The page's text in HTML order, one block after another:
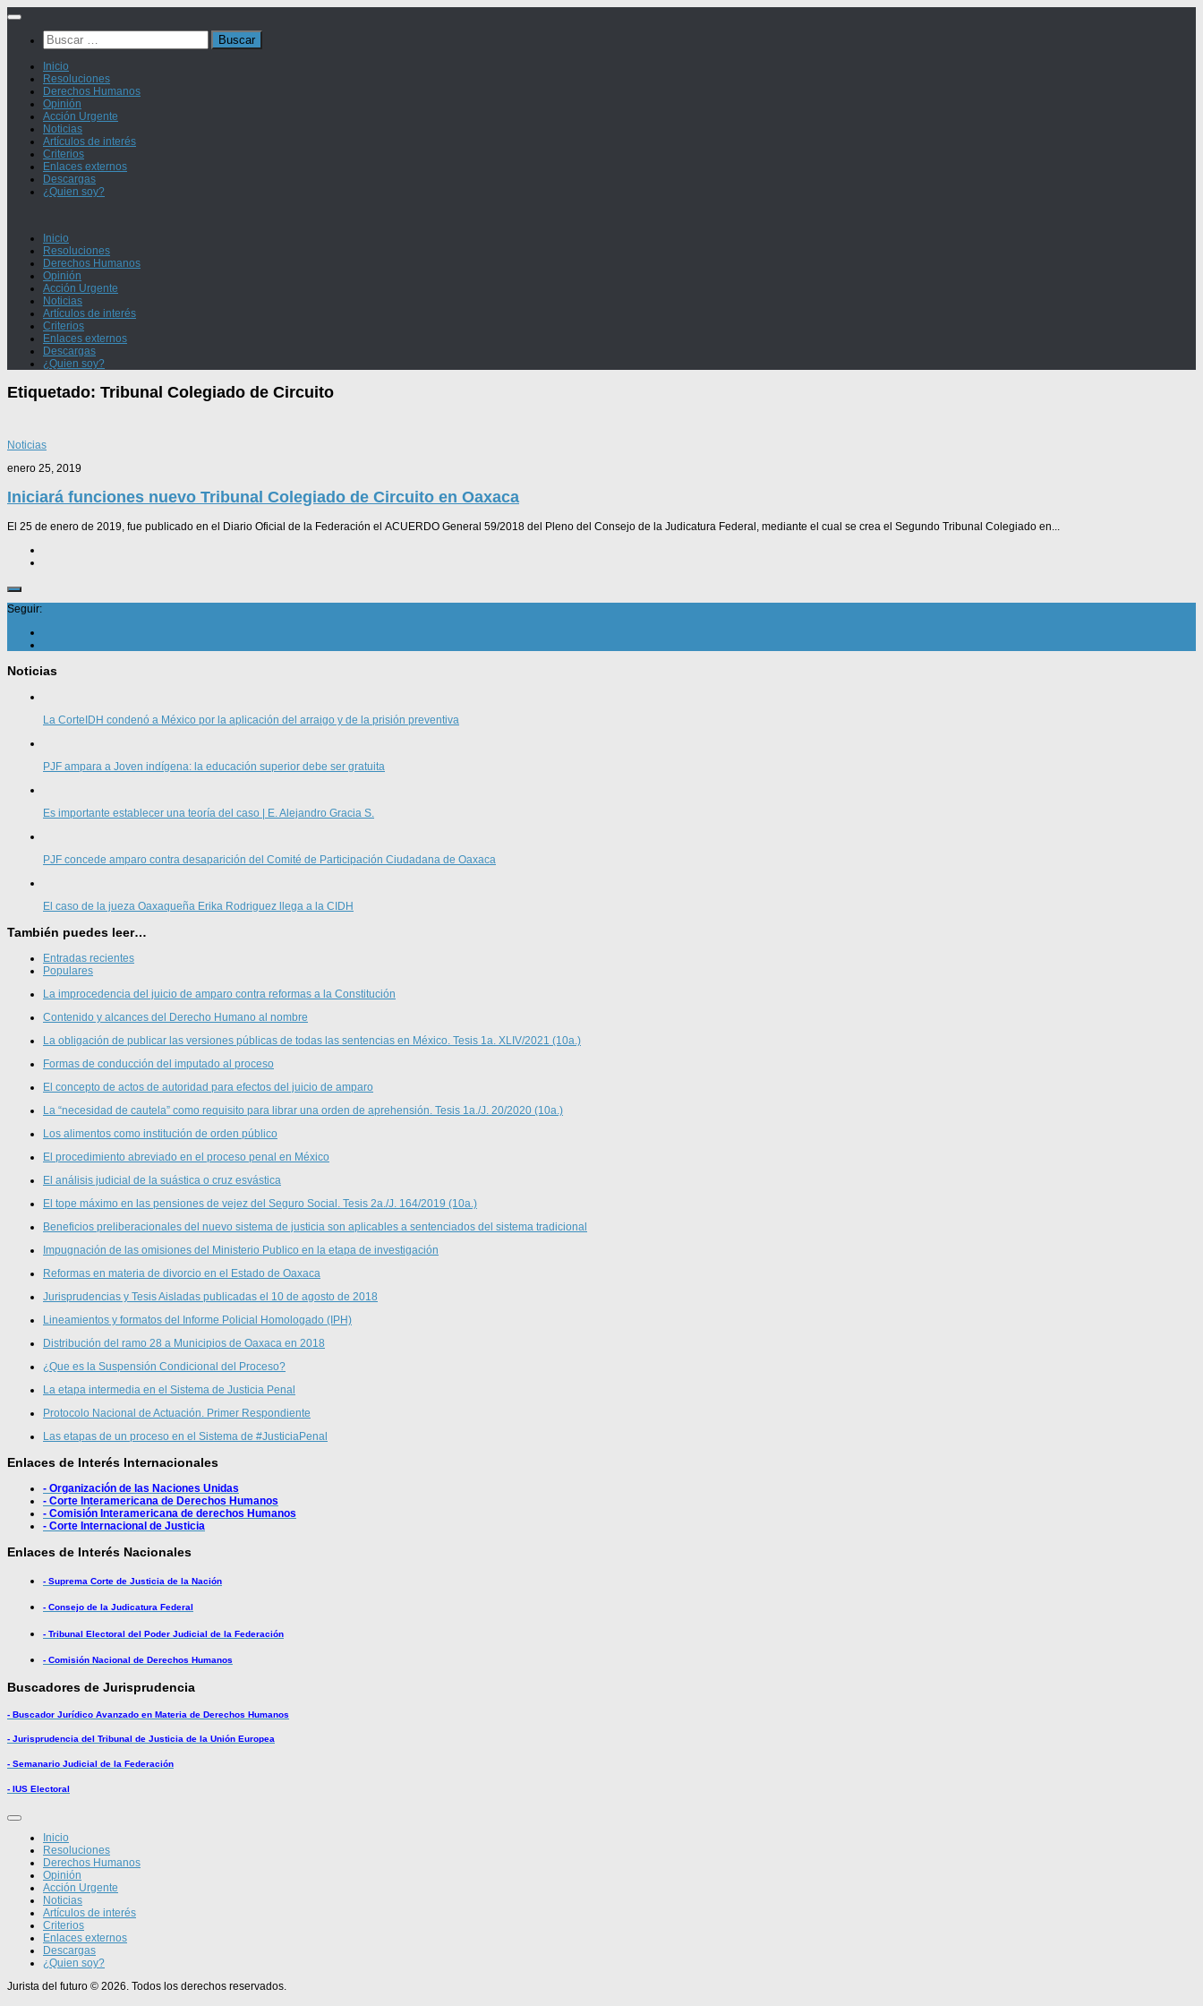
Saltar
contenidoBuscar:
Inicio
Resoluciones
Derechos Humanos
Opinión
Acción Urgente
Noticias
Artículos de interés
Criterios
Enlaces externos
Descargas
¿Quien soy?
Inicio
Resoluciones
Derechos Humanos
Opinión
Acción Urgente
Noticias
Artículos de interés
Criterios
Enlaces externos
Descargas
¿Quien soy?
Etiquetado: Tribunal Colegiado de Circuito
Noticias
enero 25, 2019
Iniciará funciones nuevo Tribunal Colegiado de Circuito en Oaxaca
El 25 de enero de 2019, fue publicado en el Diario Oficial de la Federación el ACUERDO General 59/2018 del Pleno del Consejo de la Judicatura Federal, mediante el cual se crea el Segundo Tribunal Colegiado en...
Seguir:
Noticias
La CorteIDH condenó a México por la aplicación del arraigo y de la prisión preventiva
PJF ampara a Joven indígena: la educación superior debe ser gratuita
Es importante establecer una teoría del caso | E. Alejandro Gracia S.
PJF concede amparo contra desaparición del Comité de Participación Ciudadana de Oaxaca
El caso de la jueza Oaxaqueña Erika Rodriguez llega a la CIDH
También puedes leer…
Entradas recientes
Populares
La improcedencia del juicio de amparo contra reformas a la Constitución
Contenido y alcances del Derecho Humano al nombre
La obligación de publicar las versiones públicas de todas las sentencias en México. Tesis 1a. XLIV/2021 (10a.)
Formas de conducción del imputado al proceso
El concepto de actos de autoridad para efectos del juicio de amparo
La “necesidad de cautela” como requisito para librar una orden de aprehensión. Tesis 1a./J. 20/2020 (10a.)
Los alimentos como institución de orden público
El procedimiento abreviado en el proceso penal en México
El análisis judicial de la suástica o cruz esvástica
El tope máximo en las pensiones de vejez del Seguro Social. Tesis 2a./J. 164/2019 (10a.)
Beneficios preliberacionales del nuevo sistema de justicia son aplicables a sentenciados del sistema tradicional
Impugnación de las omisiones del Ministerio Publico en la etapa de investigación
Reformas en materia de divorcio en el Estado de Oaxaca
Jurisprudencias y Tesis Aisladas publicadas el 10 de agosto de 2018
Lineamientos y formatos del Informe Policial Homologado (IPH)
Distribución del ramo 28 a Municipios de Oaxaca en 2018
¿Que es la Suspensión Condicional del Proceso?
La etapa intermedia en el Sistema de Justicia Penal
Protocolo Nacional de Actuación. Primer Respondiente
Las etapas de un proceso en el Sistema de #JusticiaPenal
Enlaces de Interés Internacionales
- Organización de las Naciones Unidas
- Corte Interamericana de Derechos Humanos
- Comisión Interamericana de derechos Humanos
- Corte Internacional de Justicia
Enlaces de Interés Nacionales
- Suprema Corte de Justicia de la Nación
- Consejo de la Judicatura Federal
- Tribunal Electoral del Poder Judicial de la Federación
- Comisión Nacional de Derechos Humanos
Buscadores de Jurisprudencia
- Buscador Jurídico Avanzado en Materia de Derechos Humanos
- Jurisprudencia del Tribunal de Justicia de la Unión Europea
- Semanario Judicial de la Federación
- IUS Electoral
Inicio
Resoluciones
Derechos Humanos
Opinión
Acción Urgente
Noticias
Artículos de interés
Criterios
Enlaces externos
Descargas
¿Quien soy?
Jurista del futuro © 2026. Todos los derechos reservados.